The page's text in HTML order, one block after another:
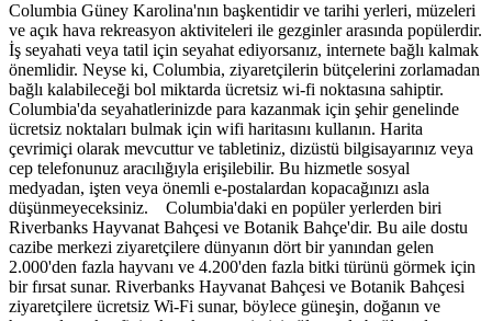
Columbia Güney Karolina'nın başkentidir ve tarihi yerleri, müzeleri
ve açık hava rekreasyon aktiviteleri ile gezginler arasında popülerdir.
İş seyahati veya tatil için seyahat ediyorsanız, internete bağlı kalmak
önemlidir. Neyse ki, Columbia, ziyaretçilerin bütçelerini zorlamadan
bağlı kalabileceği bol miktarda ücretsiz wi-fi noktasına sahiptir.
Columbia'da seyahatlerinizde para kazanmak için şehir genelinde
ücretsiz noktaları bulmak için wifi haritasını kullanın. Harita
çevrimiçi olarak mevcuttur ve tabletiniz, dizüstü bilgisayarınız veya
cep telefonunuz aracılığıyla erişilebilir. Bu hizmetle sosyal
medyadan, işten veya önemli e-postalardan kopacağınızı asla
düşünmeyeceksiniz. Columbia'daki en popüler yerlerden biri
Riverbanks Hayvanat Bahçesi ve Botanik Bahçe'dir. Bu aile dostu
cazibe merkezi ziyaretçilere dünyanın dört bir yanından gelen
2.000'den fazla hayvanı ve 4.200'den fazla bitki türünü görmek için
bir fırsat sunar. Riverbanks Hayvanat Bahçesi ve Botanik Bahçesi
ziyaretçilere ücretsiz Wi-Fi sunar, böylece güneşin, doğanın ve